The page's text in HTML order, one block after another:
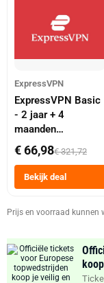
ExpressVPN
ExpressVPN Basic
- 2 jaar + 4
maanden
abonnement
€ 66,98€ 321,72
Bekijk deal
Prijs en voorraad kunnen